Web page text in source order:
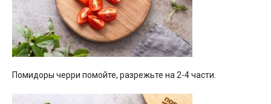
Помидоры черри помойте, разрежьте на 2-4 части.